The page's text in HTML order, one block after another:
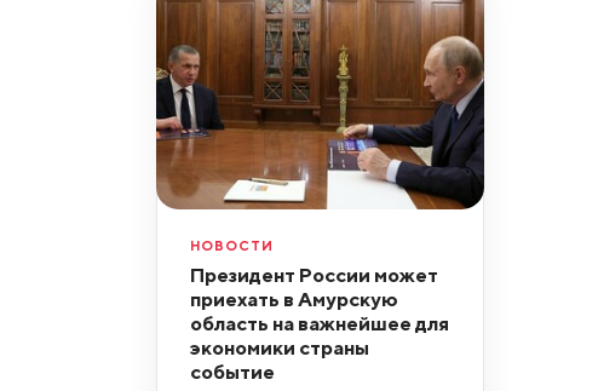
НОВОСТИ
Президент России может
приехать в Амурскую
область на важнейшее для
экономики страны
событие